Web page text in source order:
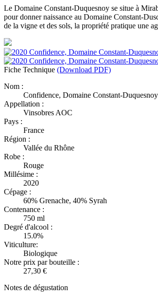
Le Domaine Constant-Duquesnoy se situe à
pour donner naissance au Domaine Constant-
de la vigne et des sols, la propriété pratique une
Fiche Technique (Download PDF)
Nom :
Confidence, Domaine Constant-Duquesnoy
Appellation :
Vinsobres AOC
Pays :
France
Région :
Vallée du Rhône
Robe :
Rouge
Millésime :
2020
Cépage :
60% Grenache, 40% Syrah
Contenance :
750 ml
Degré d'alcool :
15.0%
Viticulture:
Biologique
Notre prix par bouteille :
27,30 €
Notes de dégustation